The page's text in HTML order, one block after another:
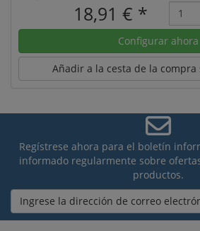
18,91 € *
Configurar ahora
Añadir a la cesta de la
Regístrese ahora para el boletín
informado regularmente sobre
productos.
Ingrese la dirección de correo